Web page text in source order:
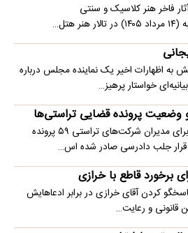
فاخر هنر کلاسیک و سنتی
هتل…
به اظهارات اخیر یک نماینده مجلس درباره
خواستار پرهیز…
وضعیت پرونده قضایی تراستی‌ها
دادستان تهران گفت: تاکنون برای مدیران شرکت‌های تراستی ۵۹ پرونده
برخورد قاطع با خرازی
کردن آقای خرازی در برابر ادعاهایش
قانونی و رعایت…